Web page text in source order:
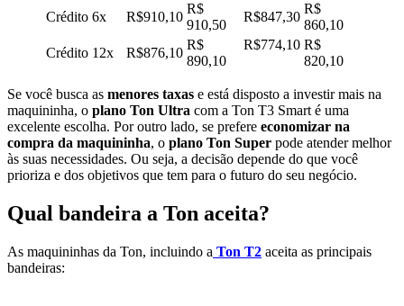
Crédito 6x
R$910,10
R$
910,50
R$847,30
R$
860,10
Crédito 12x
R$876,10
R$
890,10
R$774,10 R$
820,10 ​​
Se você busca as menores taxas e está disposto a investir mais na
maquininha, o plano Ton Ultra com a Ton T3 Smart é uma
excelente escolha. Por outro lado, se prefere economizar na
compra da maquininha, o plano Ton Super pode atender melhor
às suas necessidades. Ou seja, a decisão depende do que você
prioriza e dos objetivos que tem para o futuro do seu negócio.
Qual bandeira a Ton aceita?
As maquininhas da Ton, incluindo a Ton T2 aceita as principais
bandeiras: